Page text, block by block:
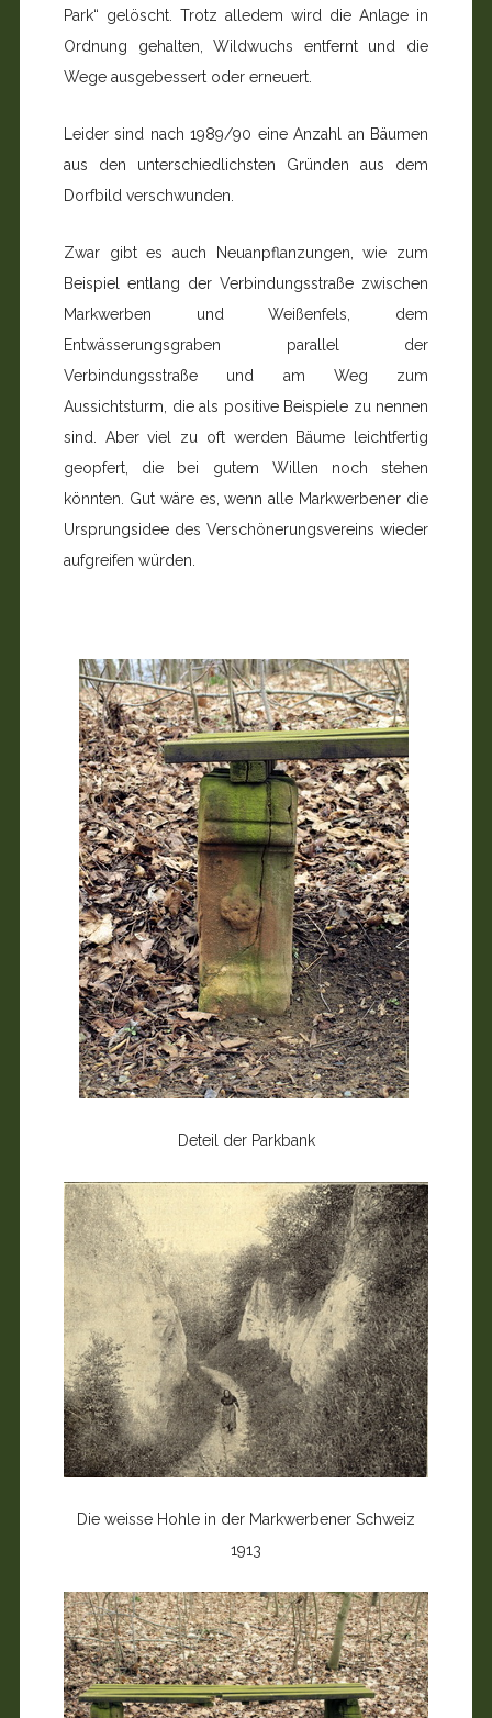
Park“ gelöscht. Trotz alledem wird die Anlage in
Ordnung gehalten, Wildwuchs entfernt und die
Wege ausgebessert oder erneuert.
Leider sind nach 1989/90 eine Anzahl an Bäumen
aus den unterschiedlichsten Gründen aus dem
Dorfbild verschwunden.
Zwar gibt es auch Neuanpflanzungen, wie zum
Beispiel entlang der Verbindungsstraße zwischen
Markwerben und Weißenfels, dem
Entwässerungsgraben parallel der
Verbindungsstraße und am Weg zum
Aussichtsturm, die als positive Beispiele zu nennen
sind. Aber viel zu oft werden Bäume leichtfertig
geopfert, die bei gutem Willen noch stehen
könnten. Gut wäre es, wenn alle Markwerbener die
Ursprungsidee des Verschönerungsvereins wieder
aufgreifen würden.
Deteil der Parkbank
Die weisse Hohle in der Markwerbener Schweiz
1913